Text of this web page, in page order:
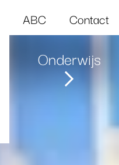
ABC Contact
Onderwijs